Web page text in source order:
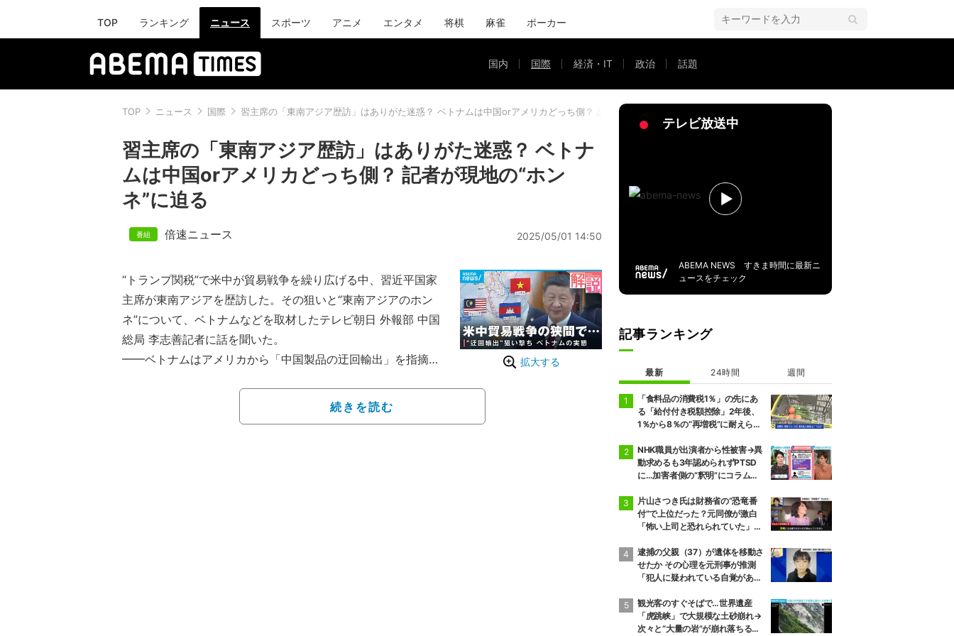
TOP ランキング ニュース スポーツ アニメ エンタメ 将棋 麻雀 ポーカー
国内 国際 経済・IT 政治 話題
TOP ニュース 国際 習主席の「東南アジア歴訪」はありがた迷惑？ ベトナムは中国orアメリカどっち側？ 記者が現地の“ホンネ”に迫る
習主席の「東南アジア歴訪」はありがた迷惑？ ベトナ
ムは中国orアメリカどっち側？ 記者が現地の“ホン
ネ”に迫る
倍速ニュース 2025/05/01 14:50
拡大する
“トランプ関税”で米中が貿易戦争を繰り広げる中、習近平国家
主席が東南アジアを歴訪した。その狙いと“東南アジアのホン
ネ”について、ベトナムなどを取材したテレビ朝日 外報部 中国
総局 李志善記者に話を聞いた。
━━ベトナムはアメリカから「中国製品の迂回輸出」を指摘さ
「その通りだ。ベトナム北部の工業地帯を歩いてみると新たな
続きを読む
テレビ放送中
ABEMA NEWS すきま時間に最新ニ
ュースをチェック
記事ランキング
最新 24時間 週間
「食料品の消費税1％」の先にあ
る「給付付き税額控除」2年後、
1％から8％の“再増税”に耐えられ
形で中低所得層をカバーする」
NHK職員が出演者から性被害→異
動求めるも3年認められずPTSD
に…加害者側の“釈明”にコラムニ
織体制の問題点も指摘
片山さつき氏は財務省の“恐竜番
付”で上位だった？元同僚が激白
「怖い上司と恐れられていた」
逮捕の父親（37）が遺体を移動さ
せたか その心理を元刑事が推測
「犯人に疑われている自覚があっ
観光客のすぐそばで…世界遺産
「虎跳峡」で大規模な土砂崩れ→
次々と“大量の岩”が崩れ落ちる瞬